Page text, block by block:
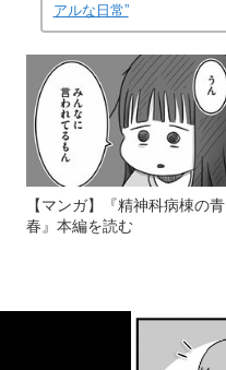
アルな日常”
【マンガ】『精神科病棟の青
春』本編を読む